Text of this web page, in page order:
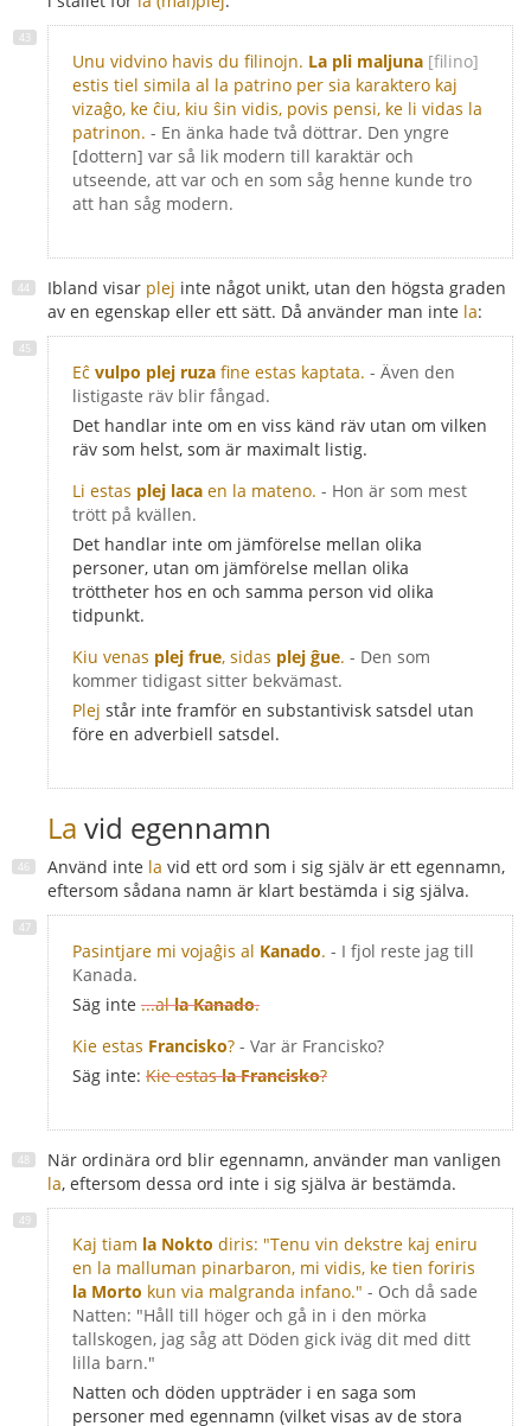
Unu vidvino havis du filinojn. La pli maljuna [filino]
estis tiel simila al la patrino per sia karaktero kaj
vizaĝo, ke ĉiu, kiu ŝin vidis, povis pensi, ke li vidas la
patrinon. - En änka hade två döttrar. Den yngre
[dottern] var så lik modern till karaktär och
utseende, att var och en som såg henne kunde tro
att han såg modern.
Ibland visar plej inte något unikt, utan den högsta graden
av en egenskap eller ett sätt. Då använder man inte la:
Eĉ vulpo plej ruza fine estas kaptata. - Även den
listigaste räv blir fångad.
Det handlar inte om en viss känd räv utan om vilken
räv som helst, som är maximalt listig.
Li estas plej laca en la mateno. - Hon är som mest
trött på kvällen.
Det handlar inte om jämförelse mellan olika
personer, utan om jämförelse mellan olika
tröttheter hos en och samma person vid olika
tidpunkt.
Kiu venas plej frue, sidas plej ĝue. - Den som
kommer tidigast sitter bekvämast.
Plej står inte framför en substantivisk satsdel utan
före en adverbiell satsdel.
La vid egennamn
Använd inte la vid ett ord som i sig själv är ett egennamn,
eftersom sådana namn är klart bestämda i sig själva.
Pasintjare mi vojaĝis al Kanado. - I fjol reste jag till
Kanada.
Säg inte ...alla Kanado.
Kie estas Francisko? - Var är Francisko?
Säg inte: Kie estasla Francisko?
När ordinära ord blir egennamn, använder man vanligen
la, eftersom dessa ord inte i sig själva är bestämda.
Kaj tiam la Nokto diris: "Tenu vin dekstre kaj eniru
en la malluman pinarbaron, mi vidis, ke tien foriris
la Morto kun via malgranda infano." - Och då sade
Natten: "Håll till höger och gå in i den mörka
tallskogen, jag såg att Döden gick iväg dit med ditt
lilla barn."
Natten och döden uppträder i en saga som
personer med egennamn (vilket visas av de stora